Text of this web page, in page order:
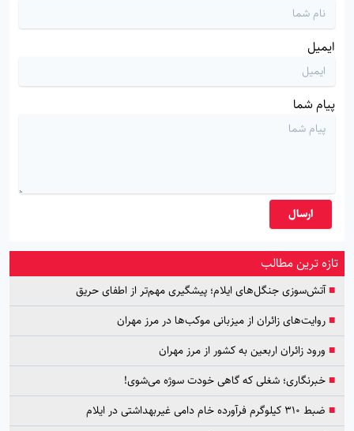
ایمیل
پیام شما
ارسال
تازه ترین مطالب
■آتش‌سوزی جنگل‌های ایلام؛ پیشگیری مهم‌تر از اطفای حریق
■روایت‌های زائران از میزبانی موکب‌ها در مرز مهران
■ ورود زائران اربعین به کشور از مرز مهران
■خبرنگاری؛ شغلی که گاهی خودت سوژه می‌شوی!
■ ضبط ۳۱۰ کیلوگرم فرآورده خام دامی غیربهداشتی در ایلام